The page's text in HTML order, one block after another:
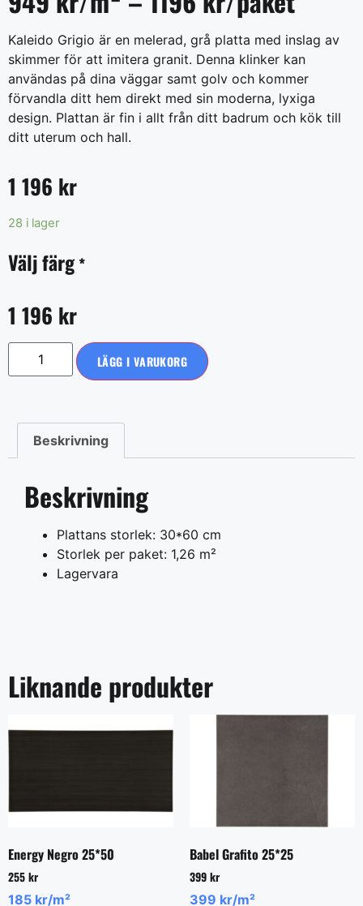
Kaleido Grigio är en melerad, grå platta med inslag av
skimmer för att imitera granit. Denna klinker kan
användas på dina väggar samt golv och kommer
förvandla ditt hem direkt med sin moderna, lyxiga
design. Plattan är fin i allt från ditt badrum och kök till
ditt uterum och hall.
1 196 kr
28 i lager
Välj färg*
1 196 kr
LÄGG I VARUKORG
Beskrivning
Beskrivning
Plattans storlek: 30*60 cm
Storlek per paket: 1,26 m²
Lagervara
Liknande produkter
Energy Negro 25*50
255 kr
185 kr/m²
Babel Grafito 25*25
399 kr
399 kr/m²